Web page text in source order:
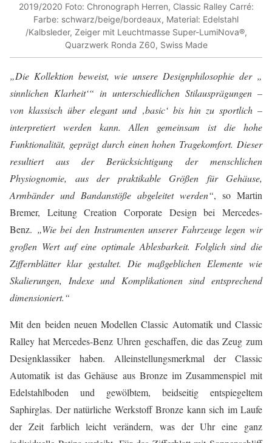
2019/2020 Foto: Chronograph Herren, Classic Ralley Carré:
Farbe: schwarz/beige/bordeaux, Material: Edelstahl
/Kalbsleder, Zeiger mit Leuchtmasse Super-LumiNova®,
Quarzwerk Ronda Z60, Swiss Made
„Die Kollektion beweist, wie unsere Designphilosophie der „
sinnlichen Klarheit‘“ in unterschiedlichen Stilausprägungen –
von klassisch über elegant und ‚basic‘ bis hin zu sportlich –
interpretiert werden kann. Allen gemeinsam ist die hohe
Funktionalität, geprägt durch einen hohen Tragekomfort. Dieser
resultiert aus der Berücksichtigung der menschlichen
Physiognomie, aus der praktikable Größen für Gehäuse,
Armbänder und Bandanstöße abgeleitet werden“, so Martin
Bremer, Leitung Creation Corporate Design bei Mercedes-
Benz. „Wie bei den Instrumenten unserer Fahrzeuge legen wir
großen Wert auf eine optimale Ablesbarkeit. Folglich sind die
Ziffernblätter klar gestaltet. Die maßgeblichen Elemente wie
Skalierungen, Indexe und Komplikationen sind entsprechend
dimensioniert.“
Mit den beiden neuen Modellen Classic Automatik und Classic
Ralley hat Mercedes-Benz Uhren geschaffen, die das Zeug zum
Designklassiker haben. Alleinstellungsmerkmal der Classic
Automatik ist das Gehäuse aus Bronze im Zusammenspiel mit
Edelstahlboden und gewölbtem, beidseitig entspiegeltem
Saphirglas. Der natürliche Werkstoff Bronze kann sich im Laufe
der Zeit farblich leicht verändern, was der Uhr eine ganz